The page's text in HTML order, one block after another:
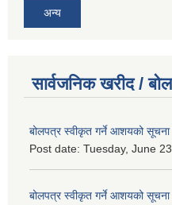
अन्य
सार्वजनिक खरीद /
बोलपत्र स्वीकृत गर्ने आशयको सूचना
Post date: Tuesday, June
बोलपत्र स्वीकृत गर्ने आशयको सूचना